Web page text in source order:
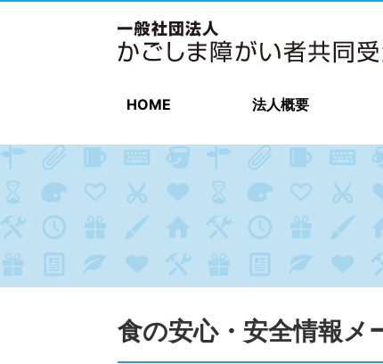
HOME 法人概要
食の安心・安全情報メ